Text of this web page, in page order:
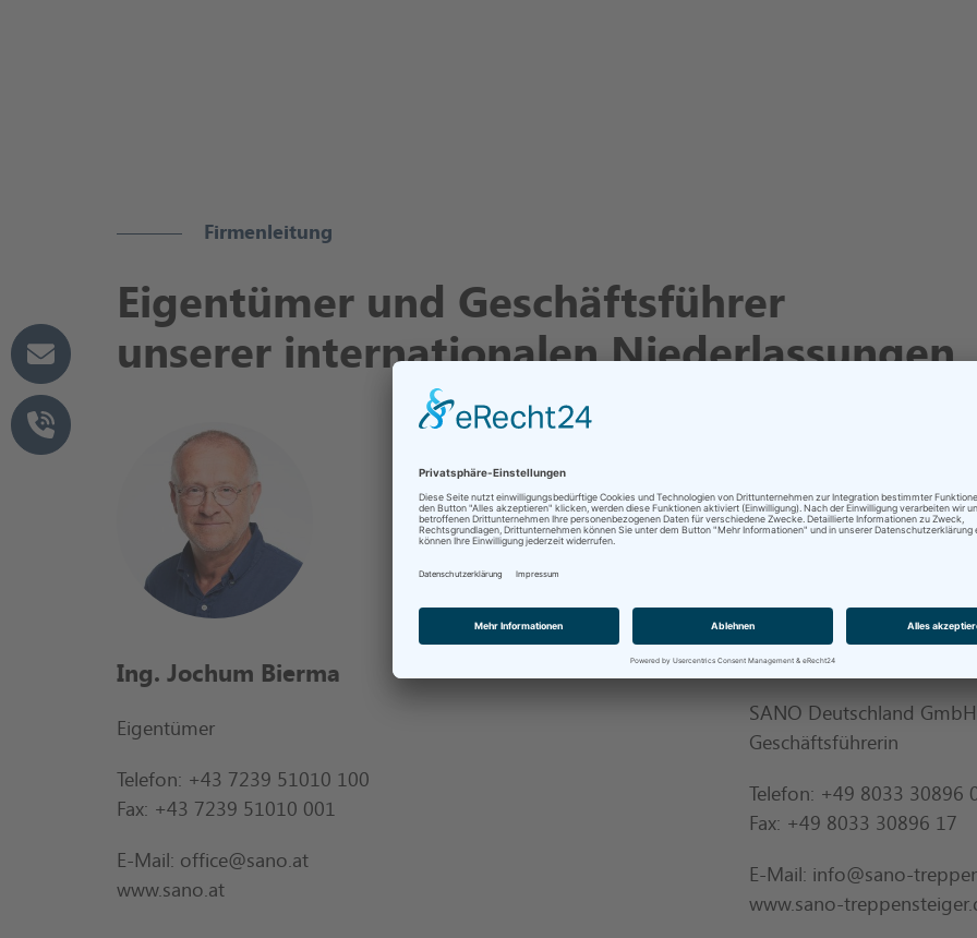
Firmenleitung
Eigentümer und Geschäftsführer
unserer internationalen Niederlassungen
Ing. Jochum Bierma
Eigentümer
Telefon: +43 7239 51010 100
Fax: +43 7239 51010 001
E-Mail: office@sano.at
www.sano.at
Anna Bierma M.Sc.
SANO Deutschland GmbH
Geschäftsführerin
Telefon: +49 8033 30896
Fax: +49 8033 30896 17
E-Mail: info@sano-
www.sano-